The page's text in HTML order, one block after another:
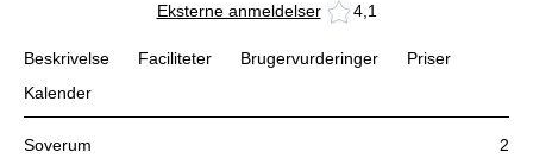
Eksterne anmeldelser 4,1
Beskrivelse Faciliteter Brugervurderinger
Priser
Kalender
Soverum
2